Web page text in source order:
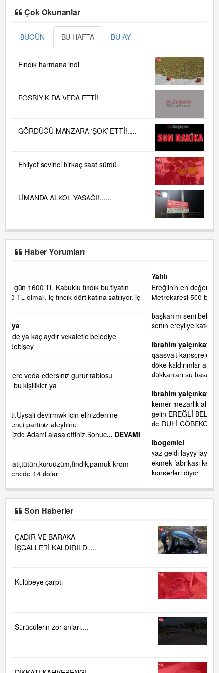
Çok Okunanlar
BUGÜN BU HAFTA BU AY
Fındık harmana indi
POSBIYIK DA VEDA ETTİ!
GÖRDÜĞÜ MANZARA ‘ŞOK’ ETTİ!.....
Ehliyet sevinci birkaç saat sürdü
LİMANDA ALKOL YASAĞI!......
Haber Yorumları
iç
Ereğlinin en değerli en gözde yeri yalı caddesi ve çevresidir.
Metrekaresi 500 bin liraya alamazsın.
başkanım seni belediye başkanlığında da görmek isteriz
senin ereyliye katkın çok oldu daha da olacaktır
ibrahim yalçınkaya
qaasvalt kansorejen madde mahalle aralarında asvalt döke
döke kaldırımlar ana yoldan aşağıda kaldı bi yağmurda
dükkanları su basacak ma... DEVAMI
ibrahim yalçınkaya
kemer mezarlık altı CİĞİRLİK deniz kenarına giden yola
gelin EREĞLİ BELEDİYESİ o boruları zamanında tüm ereğli
de RUHİ CÖBEKOĞLU
yaz geldi layyy layyy layy lom festivalleri başladı biz halk
ekmek fabrikası kent lokantası diyoruz ağacum yaz
konserleri diyor
Son Haberler
ÇADIR VE BARAKA
İŞGALLERİ KALDIRILDI....
Kulübeye çarptı
Sürücülerin zor anları....